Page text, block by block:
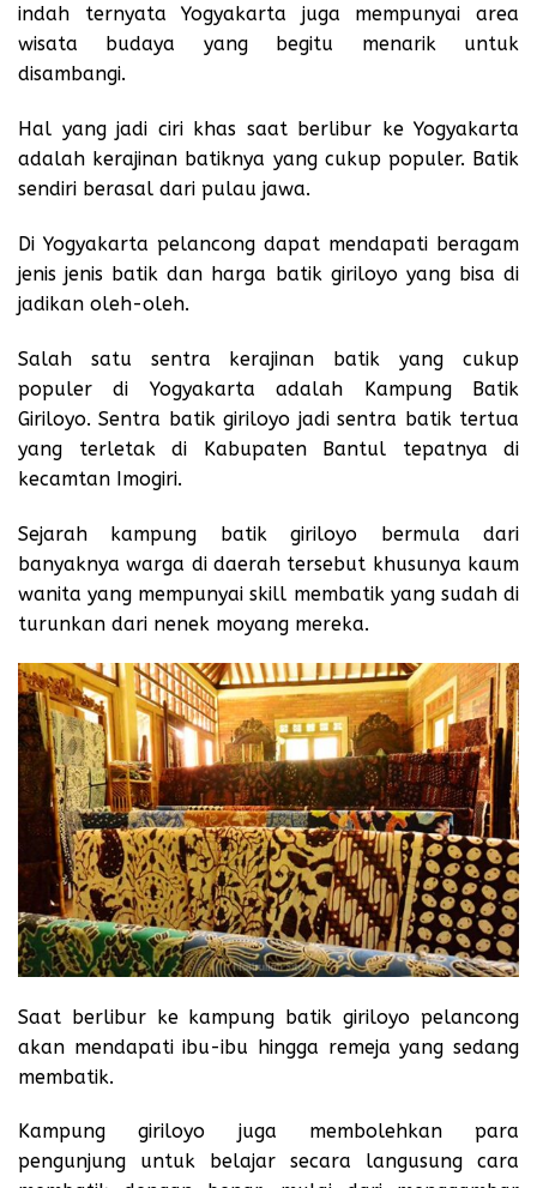
indah ternyata Yogyakarta juga mempunyai area
wisata budaya yang begitu menarik untuk
disambangi.
Hal yang jadi ciri khas saat berlibur ke Yogyakarta
adalah kerajinan batiknya yang cukup populer. Batik
sendiri berasal dari pulau jawa.
Di Yogyakarta pelancong dapat mendapati beragam
jenis jenis batik dan harga batik giriloyo yang bisa di
jadikan oleh-oleh.
Salah satu sentra kerajinan batik yang cukup
populer di Yogyakarta adalah Kampung Batik
Giriloyo. Sentra batik giriloyo jadi sentra batik tertua
yang terletak di Kabupaten Bantul tepatnya di
kecamtan Imogiri.
Sejarah kampung batik giriloyo bermula dari
banyaknya warga di daerah tersebut khusunya kaum
wanita yang mempunyai skill membatik yang sudah di
turunkan dari nenek moyang mereka.
Saat berlibur ke kampung batik giriloyo pelancong
akan mendapati ibu-ibu hingga remeja yang sedang
membatik.
Kampung giriloyo juga membolehkan para
pengunjung untuk belajar secara langusung cara